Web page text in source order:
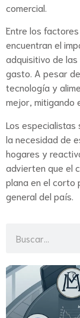
comercial.
Entre los
encuentran el
adquisitivo de las
gasto. A pesar
tecnología y
mejor, mitigando
Los
la necesidad de
hogares y
advierten que el
plana en el corto
general del país.